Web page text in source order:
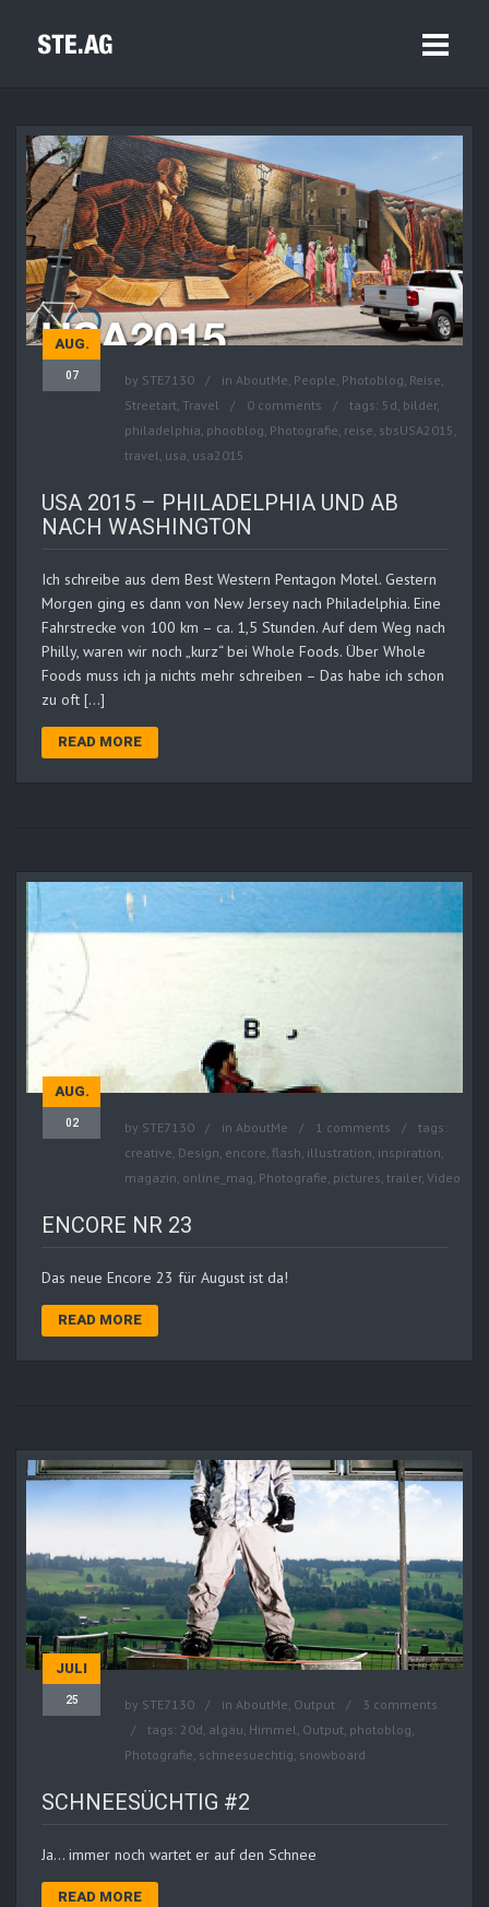
AUG.
07 by STE7130 in AboutMe, People, Photoblog, Reise,
Streetart, Travel 0 comments tags: 5d, bilder,
philadelphia, phooblog, Photografie, reise, sbsUSA2015 ,
travel, usa, usa2015
USA 2015 – PHILADELPHIA UND AB
NACH WASHINGTON
Ich schreibe aus dem Best Western Pentagon Motel. Gestern
Morgen ging es dann von New Jersey nach Philadelphia. Eine
Fahrstrecke von 100 km – ca. 1,5 Stunden. Auf dem Weg nach
Philly, waren wir noch „kurz“ bei Whole Foods. Über Whole
Foods muss ich ja nichts mehr schreiben – Das habe ich schon
zu oft […]
READ MORE
AUG.
02 by STE7130 in AboutMe 1 comments
tags:
creative Design encore flash illustration inspiration
magazin online_mag Photografie pictures trailer, Video
ENCORE NR 23
Das neue Encore 23 für August ist da!
READ MORE
JULI
25 by STE7130 in AboutMe, Output
3 comments
tags: 20d, algäu, Himmel, Output, photoblog,
Photografie, schneesuechtig, snowboard
SCHNEESÜCHTIG #2
Ja… immer noch wartet er auf den Schnee
READ MORE